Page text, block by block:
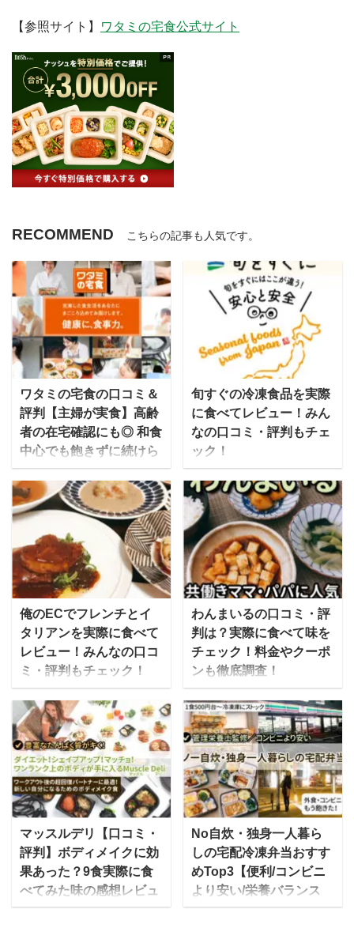
【参照サイト】 ワタミの宅食公式サイト
RECOMMEND こちらの記事も人気です。
ワタミの宅食の口コミ＆
評判【主婦が実食】高齢
者の在宅確認にも◎ 和食
中心でも飽きずに続けら
れる味なのか？
テレビCMでもお馴染み
のワタミの宅食は、介護
事業大手のワタミが届け
る、高齢者＆シニア向け
の宅配弁当サービスで
す。 この記事では、ワタ
ミの宅食の口コミ・評判
や、コース別の料金、メ
ニューについてわかりや
すく紹介します。みんな
に食べた感想もお伝えし
ます。 ゆいこワタミの宅
食を私だけでなく祖母に
も頼んでみて感想を聞き
ました→ レビューはこち
ら ワタミの宅食は「まご
ころスタッフ」といわれ
るワタミの担当スタッフ
が、毎日直接手渡しでそ
の日の夕飯を届けてくれ
ます。 管理栄養士と料理
人が連携して、塩分 ...
旬すぐの冷凍食品を実際
に食べてレビュー！みん
なの口コミ・評判もチェ
ック！
会社ファンデリーが運営
する宅配食で旬の食材を
すぐに届けることから
「旬すぐ」とも呼ばれて
います。 信頼の置ける生
産者が作る食材を使い、
食品添加物を使用せずに
調理した冷凍食品を宅配
ですぐに届けてくれるサ
ービスとなっています。
使用して作られる料理
は、管理栄養士が監修し
ており、栄養バランスも
バッチリです。 また、日
本の四季を大切にし、そ
の時に仕入れた旬の食材
を使って食事を作るた
め、同じメニューは二度
とないと言われていま
す。 ゆいこ家に居ながら
全国の旬の食材を味わえ
るの ...
俺のECでフレンチとイ
タリアンを実際に食べて
レビュー！みんなの口コ
ミ・評判もチェック！
企業である俺の株式会社
が運営する「俺の」シリ
ーズのお取り寄せ通販オ
ンラインショップです。
俺のECでは、俺のシリ
ーズの中でも人気のフレ
ンチとイタリアン、ベー
カリーを取り扱ってお
り、俺のシリーズの全店
のシェフが総力を挙げて
わんまいるの口コミ・評
判は？実際に食べて味を
チェック！料金やクーポ
ンも徹底調査！
は、合成保存料無添加の
安心感と味にこだわった
実力派の食事宅配サービ
スです。 流水解凍・湯せ
んなどで簡単に準備が出
来るので、高齢者の方や
忙しい主婦だけでなく、
一人暮らしで料理の手間
を省きたい人たちからも
人気になっています。 こ
マッスルデリ【口コミ・
評判】ボディメイクに効
果あった？9食実際に食
べてみた味の感想レビュ
ー【写真付】
No自炊・独身一人暮ら
しの宅配冷凍弁当おすす
めTop3【便利/コンビニ
より安い/栄養バランス
◎】